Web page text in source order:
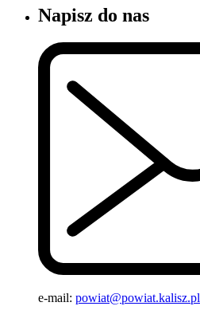
Napisz do nas
e-mail: powiat@powiat.kalisz.pl